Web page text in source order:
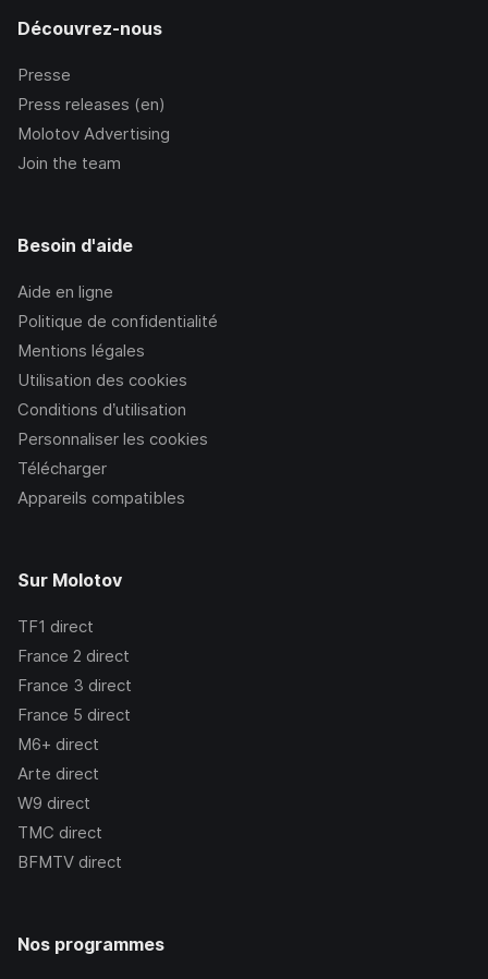
Découvrez-nous
Presse
Press releases (en)
Molotov Advertising
Join the team
Besoin d'aide
Aide en ligne
Politique de confidentialité
Mentions légales
Utilisation des cookies
Conditions d’utilisation
Personnaliser les cookies
Télécharger
Appareils compatibles
Sur Molotov
TF1 direct
France 2 direct
France 3 direct
France 5 direct
M6+ direct
Arte direct
W9 direct
TMC direct
BFMTV direct
Nos programmes